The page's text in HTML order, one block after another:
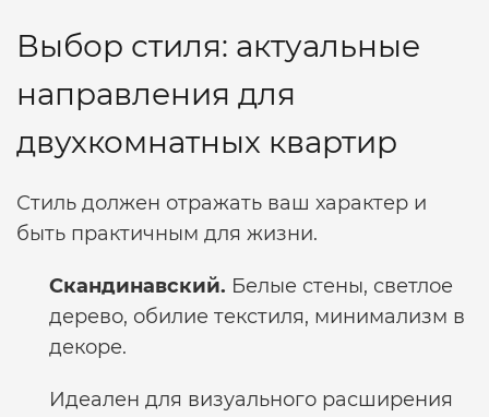
Выбор стиля: актуальные
направления для
двухкомнатных квартир
Стиль должен отражать ваш характер и
быть практичным для жизни.
Скандинавский. Белые стены, светлое
дерево, обилие текстиля, минимализм в
декоре.
Идеален для визуального расширения